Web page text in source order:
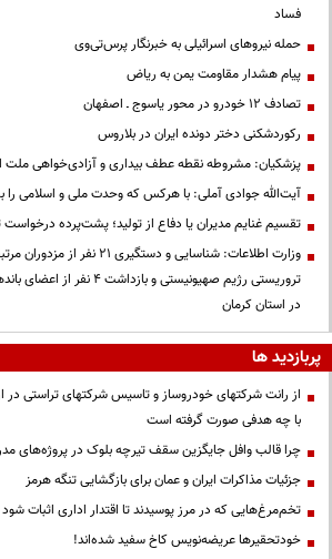
فساد
حمله نیروهای اسرائیلی به خبرنگار پرس‌تی‌وی
پیام هشدار مقاومت یمن به ریاض
تصادف ۱۲ خودرو در محور یاسوج ـ اصفهان
رکوردشکنی دختر دونده ایران در بلاروس
پزشکیان: مشروطه نقطه عطف بیداری و آزادی‌خواهی ملت
آیت‌الله جوادی آملی: با هرکس که وحدت ملی و اسلامی را
تقسیم غنایم مدیران یا دفاع از تولید؛ پشت‌پرده
وزارت اطلاعات: شناسایی و
تروریستی رژیم صهیونیستی و
در استان کرمان
پربازدید ها
از رانت‌ شرکتهای خودروساز و تاسیس شرکتهای تراستی در
با چه هدفی صورت گرفته است
چرا قالب وافل جایگزین سقف تیرچه بلوک در پروژه‌های
جزئیات مذاکرات ایران و عمان برای بازگشایی تنگه هرمز
تخم‌مرغ‌هایی که در مرز پوسیدند تا اقتدار اداری اثبات شود
خودتحقیرها عریضه‌نویس کاخ سفید شده‌اند!